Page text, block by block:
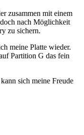
zusammen mit einem
nach Möglichkeit
zu sichern.
meine Platte wieder.
Partition G das fein
sich meine Freude